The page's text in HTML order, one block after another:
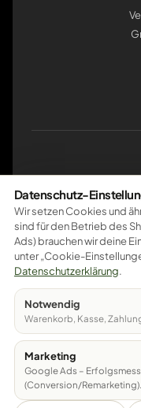
Pay Pal VISA master
Sichere Bezahlung –
freigeschaltet.
© 2026 Bütic GmbH
Alle Preise inkl. MwSt. ·
Datenschutz-
Wir setzen Cookies und
sind für den Betrieb des
Ads) brauchen wir deine
unter „Cookie-
Datenschutzerklärung.
Notwendig
Warenkorb, Kasse,
Marketing
Google Ads –
(Conversion/Remarketing).